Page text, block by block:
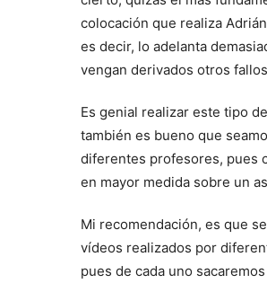
colocación que realiza
es decir, lo adelanta
vengan derivados otros
Es genial realizar este tipo
también es bueno que
diferentes profesores, pues
en mayor medida sobre un
Mi recomendación, es que
vídeos realizados por
pues de cada uno